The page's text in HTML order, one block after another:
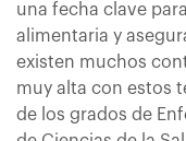
una fecha clave
alimentaria y
existen muchos
muy alta con estos
de los grados de